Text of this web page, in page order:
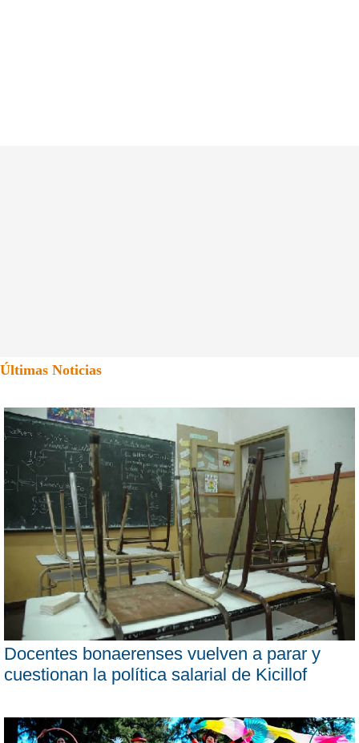
Últimas Noticias
Docentes bonaerenses vuelven a parar y
cuestionan la política salarial de Kicillof